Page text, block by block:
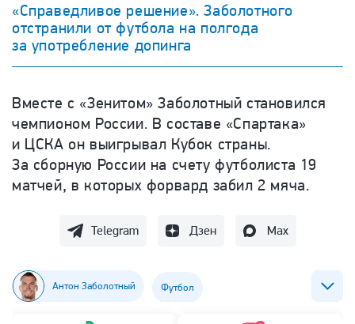
«Справедливое решение». Заболотного
отстранили от футбола на полгода
за употребление допинга
Вместе с «Зенитом» Заболотный становился
чемпионом России. В составе «Спартака»
и ЦСКА он выигрывал Кубок страны.
За сборную России на счету футболиста 19
матчей, в которых форвард забил 2 мяча.
Telegram Дзен Max
Антон Заболотный Футбол